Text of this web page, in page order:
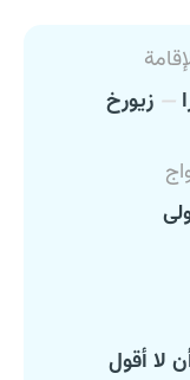
زيورخ
لا أقول